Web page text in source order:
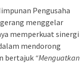
Pengusaha
menggelar
memperkuat sinergi
mendorong
bertajuk “Menguatkan